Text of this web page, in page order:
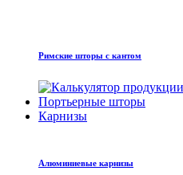
Римские шторы с кантом
Портьерные шторы
Карнизы
Алюминиевые карнизы